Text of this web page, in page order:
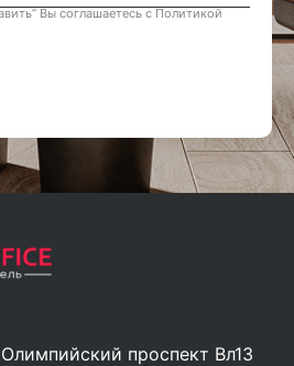
Вы соглашаетесь с Политикой
проспект Вл13